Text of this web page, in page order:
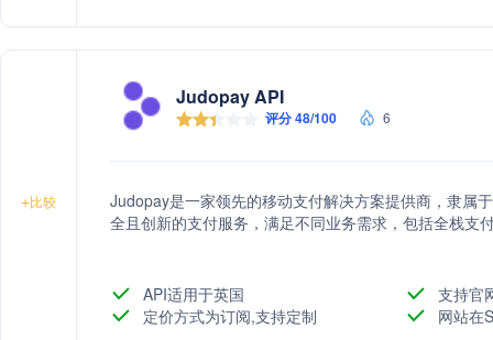
+比较
Judopay API
评分 48/100 6
Judopay是一家领先的移动支付解决方案提供商，隶属
全且创新的支付服务，满足不同业务需求，包括全栈支
API适用于英国
支持官
定价方式为订阅,支持定制
网站在